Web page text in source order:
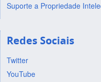
Suporte a Propriedade
Redes Sociais
Twitter
YouTube